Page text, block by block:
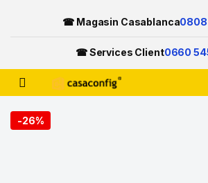
☎ Magasin Casablanca0808
☎ Services Client0660
Open
-26%